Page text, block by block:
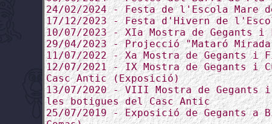
24/02/2024 - Festa de l'Escola Mare
17/12/2023 - Festa d'Hivern de
10/07/2023 - XIa Mostra de Gegants i
29/04/2023 - Projecció "Mataró
11/07/2022 - Xa Mostra de Gegants i
12/07/2021 - IX Mostra de Gegants i
Casc Antic (Exposició)
13/07/2020 - VIII Mostra de Gegants
les botigues del Casc Antic
25/07/2019 - Exposició de Gegants